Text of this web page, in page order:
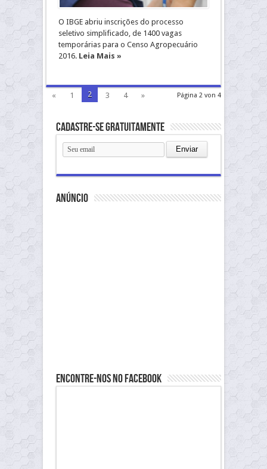
O IBGE abriu inscrições do processo
seletivo simplificado, de 1400 vagas
temporárias para o Censo Agropecuário
2016. Leia Mais »
Página 2 von 4
« 1 2 3 4 »
Cadastre-se gratuitamente
anúncio
Encontre-nos no Facebook